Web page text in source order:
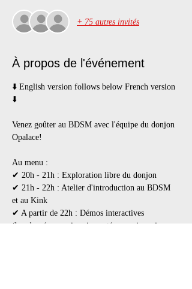
+ 75 autres invités
À propos de l'événement
⬇️ English version follows below French version
⬇️
Venez goûter au BDSM avec l'équipe du donjon
Au menu :
✔ 20h - 21h : Exploration libre du donjon
✔ 21h - 22h : Atelier d'introduction au BDSM
et au Kink
✔ A partir de 22h : Démos interactives
(bondage/suspension, impact/percussions, jeux